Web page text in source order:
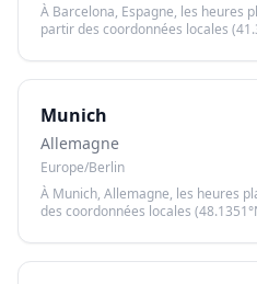
À Barcelona, Espagne, les heures
partir des coordonnées locales
lever et le coucher du soleil.
Munich
Allemagne
Europe/Berlin
À Munich, Allemagne, les heures
des coordonnées locales
lever et le coucher du soleil.